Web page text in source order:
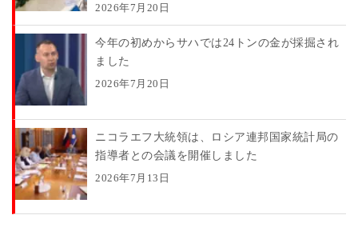
2026年7月20日
今年の初めからサハでは24トンの金が採掘され
ました
2026年7月20日
ニコラエフ大統領は、ロシア連邦国家統計局の
指導者との会議を開催しました
2026年7月13日